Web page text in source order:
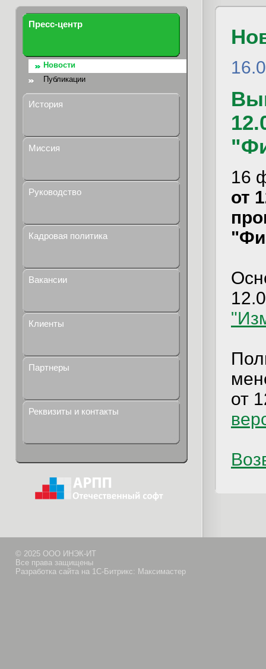
Пресс-центр
Новости
Публикации
История
Миссия
Руководство
Кадровая политика
Вакансии
Клиенты
Партнеры
Реквизиты и контакты
16
от
от
© 2025 ООО ИНЭК-ИТ
Все права защищены
Разработка сайта на 1С-Битрикс: Максимастер